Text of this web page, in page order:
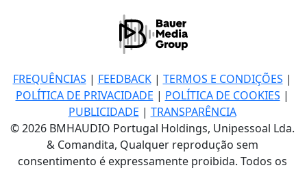
FREQUÊNCIAS | FEEDBACK| TERMOS E CONDIÇÕES |
POLÍTICA DE PRIVACIDADE | POLÍTICA DE COOKIES |
PUBLICIDADE | TRANSPARÊNCIA
© 2026 BMHAUDIO Portugal Holdings, Unipessoal Lda.
& Comandita, Qualquer reprodução sem
consentimento é expressamente proibida. Todos os